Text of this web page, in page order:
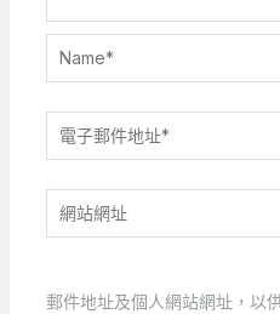
Name*
電
子
郵
件
站
址
郵件地址及個人網站網址，以